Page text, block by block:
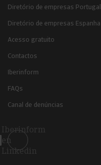
Diretório de empresas Portugal
Diretório de empresas Espanha
Acesso gratuito
Contactos
Iberinform
FAQs
Canal de denúncias
Iberinform
en
Linkedin